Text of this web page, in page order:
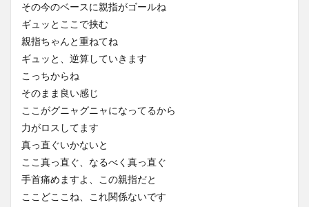
その今のベースに親指がゴールね
ギュッとここで挟む
親指ちゃんと重ねてね
ギュッと、逆算していきます
こっちからね
そのまま良い感じ
ここがグニャグニャになってるから
力がロスしてます
真っ直ぐいかないと
ここ真っ直ぐ、なるべく真っ直ぐ
手首痛めますよ、この親指だと
ここどここね、これ関係ないです